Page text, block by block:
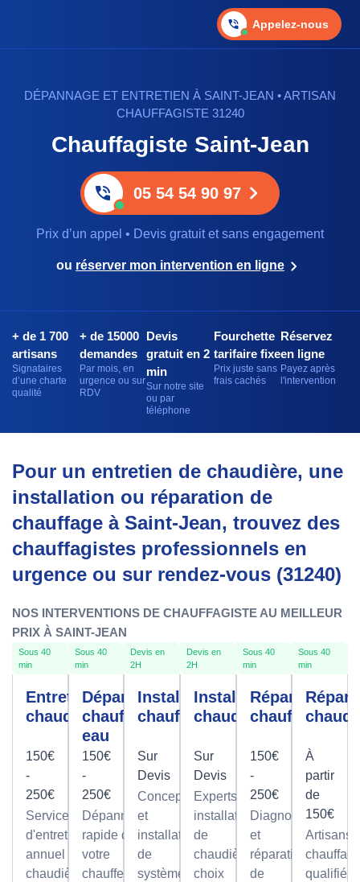
Appelez-nous
DÉPANNAGE ET ENTRETIEN À SAINT-JEAN • ARTISAN
CHAUFFAGISTE 31240
Chauffagiste Saint-Jean
05 54 54 90 97
Prix d’un appel • Devis gratuit et sans engagement
ou réserver mon intervention en ligne
+ de 1 700
artisans
Signataires
d’une charte
qualité
+ de 15000
demandes
Par mois, en
urgence ou sur
RDV
Devis
gratuit en 2
min
Sur notre site
ou par
téléphone
Fourchette
tarifaire fixe
Prix juste sans
frais cachés
Réservez
en ligne
Payez après
l'intervention
Pour un entretien de chaudière, une
installation ou réparation de
chauffage à Saint-Jean, trouvez des
chauffagistes professionnels en
urgence ou sur rendez-vous (31240)
NOS INTERVENTIONS DE CHAUFFAGISTE AU MEILLEUR
PRIX À SAINT-JEAN
Sous 40
min
Entretien
chaudière
150€
-
250€
Service
d'entretien
annuel pour
chaudières,
Sous 40
min
Dépannage
chauffe-
eau
150€
-
250€
Dépannage
rapide de
votre
chauffe-eau
Devis en
2H
Installation
chauffage
Sur
Devis
Conception
et
installation
de
systèmes
Devis en
2H
Installation
chaudière
Sur
Devis
Experts en
installation
de
chaudières,
choix
Sous 40
min
Réparation
chauffage
150€
-
250€
Diagnostic
et
réparation
de
Sous 40
min
À
partir
de
150€
Artisans
qualifiés